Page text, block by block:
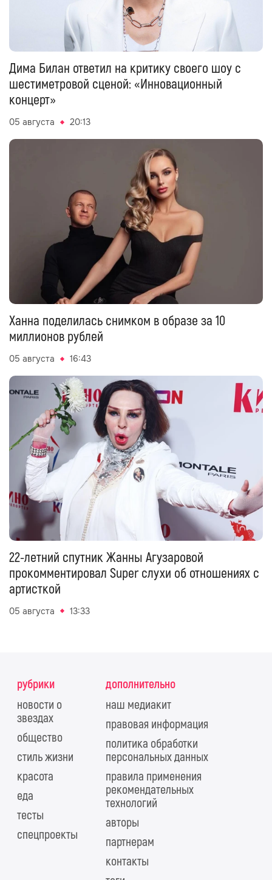
Дима Билан ответил на критику своего шоу с
шестиметровой сценой: «Инновационный
концерт»
05 августа 20:13
Ханна поделилась снимком в образе за 10
миллионов рублей
05 августа 16:43
22-летний спутник Жанны Агузаровой
прокомментировал Super слухи об отношениях с
артисткой
05 августа 13:33
рубрики
новости о
звездах
общество
стиль жизни
красота
еда
тесты
спецпроекты
дополнительно
наш медиакит
правовая информация
политика обработки
персональных данных
правила применения
рекомендательных
технологий
авторы
партнерам
контакты